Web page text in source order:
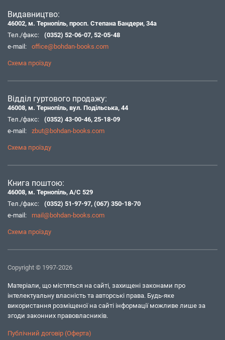
Видавництво:
46002, м. Тернопіль, просп. Степана Бандери, 34а
Тел./факс:
(0352) 52-06-07, 52-05-48
e-mail:
office@bohdan-books.com
Схема проїзду
Відділ гуртового продажу:
46008, м. Тернопіль, вул. Подільська, 44
Тел./факс:
(0352) 43-00-46, 25-18-09
e-mail:
zbut@bohdan-books.com
Схема проїзду
Книга поштою:
46008, м. Тернопіль, А/С 529
Тел./факс:
(0352) 51-97-97, (067) 350-18-70
e-mail:
mail@bohdan-books.com
Схема проїзду
Copyright © 1997-2026
Матеріали, що містяться на сайті, захищені законами про
інтелектуальну власність та авторські права. Будь-яке
використання розміщеної на сайті інформації можливе лише за
згоди законних правовласників.
Публічний договір (Оферта)